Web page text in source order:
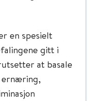
en spesielt
gitt i
at basale
ernæring,